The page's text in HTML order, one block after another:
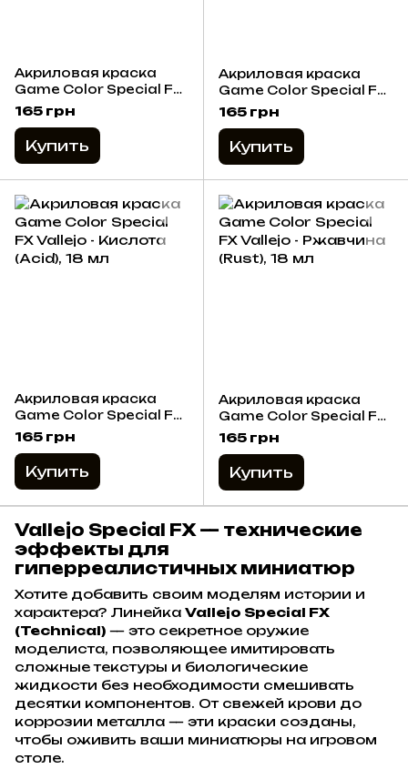
Акриловая краска
Game Color Special FX
Vallejo -
Гальваническая
Короззия (Galvanic
Corrosion), 18 мл
165 грн
Купить
Акриловая краска
Game Color Special FX
Vallejo - Мох и
Лишайник (Moss and
Lichen), 18 мл
165 грн
Купить
Акриловая краска
Game Color Special FX
Vallejo - Кислота (Acid),
165 грн
Купить
Акриловая краска
Game Color Special FX
Vallejo - Ржавчина
(Rust), 18 мл
165 грн
Купить
Vallejo Special FX — технические
эффекты для
гиперреалистичных миниатюр
Хотите добавить своим моделям истории и
характера? Линейка Vallejo Special FX
(Technical) — это секретное оружие
моделиста, позволяющее имитировать
сложные текстуры и биологические
жидкости без необходимости смешивать
десятки компонентов. От свежей крови до
коррозии металла — эти краски созданы,
чтобы оживить ваши миниатюры на игровом
столе.